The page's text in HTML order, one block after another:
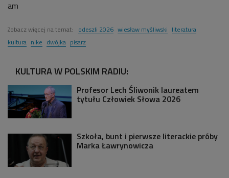
am
Zobacz więcej na temat: odeszli 2026 wiesław myśliwski literatura
kultura nike dwójka pisarz
KULTURA W POLSKIM RADIU:
Profesor Lech Śliwonik laureatem
tytułu Człowiek Słowa 2026
Szkoła, bunt i pierwsze literackie próby
Marka Ławrynowicza